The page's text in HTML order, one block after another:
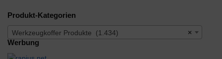
Produkt-Kategorien
×
Werkzeugkoffer Produkte (1.434)
Werbung